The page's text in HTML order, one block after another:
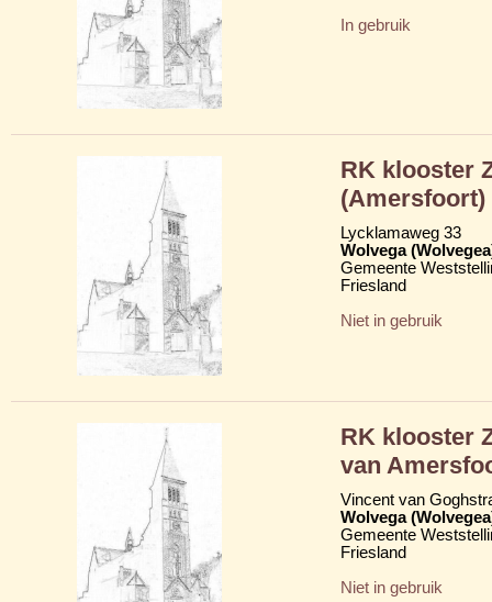
In gebruik
RK klooster
(Amersfoort)
Lycklamaweg 33
Wolvega
Gemeente
Friesland
Niet in gebruik
RK klooster
van
Vincent van
Wolvega
Gemeente
Friesland
Niet in gebruik